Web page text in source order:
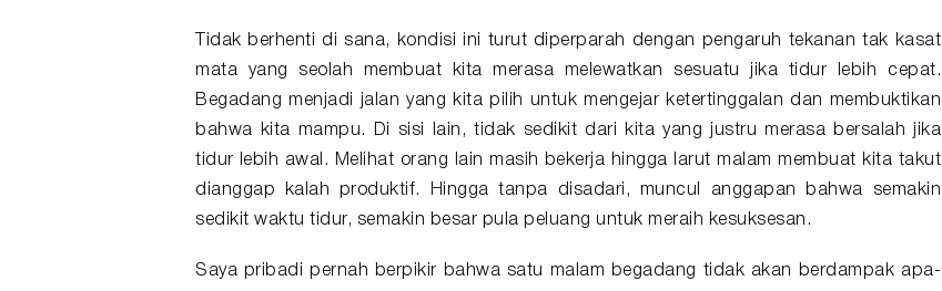
Tidak berhenti di sana, kondisi ini turut diperparah dengan pengaruh tekanan tak kasat
mata yang seolah membuat kita merasa melewatkan sesuatu jika tidur lebih cepat.
Begadang menjadi jalan yang kita pilih untuk mengejar ketertinggalan dan membuktikan
bahwa kita mampu. Di sisi lain, tidak sedikit dari kita yang justru merasa bersalah jika
tidur lebih awal. Melihat orang lain masih bekerja hingga larut malam membuat kita takut
dianggap kalah produktif. Hingga tanpa disadari, muncul anggapan bahwa semakin
sedikit waktu tidur, semakin besar pula peluang untuk meraih kesuksesan.
Saya pribadi pernah berpikir bahwa satu malam begadang tidak akan berdampak apa-